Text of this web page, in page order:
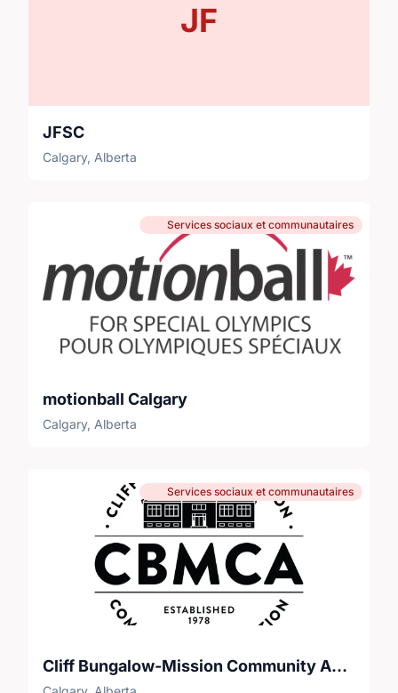
JF
JFSC
Calgary, Alberta
Services sociaux et communautaires
motionball Calgary
Calgary, Alberta
Services sociaux et communautaires
Cliff Bungalow-Mission Community Association